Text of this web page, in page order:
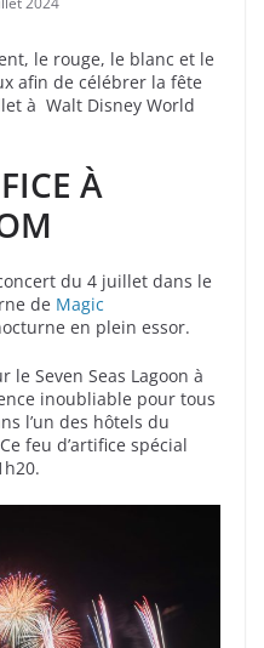
le rouge, le blanc et le
afin de célébrer la fête
à Walt Disney World
À
du 4 juillet dans le
de Magic
en plein essor.
le Seven Seas Lagoon à
inoubliable pour tous
l’un des hôtels du
feu d’artifice spécial